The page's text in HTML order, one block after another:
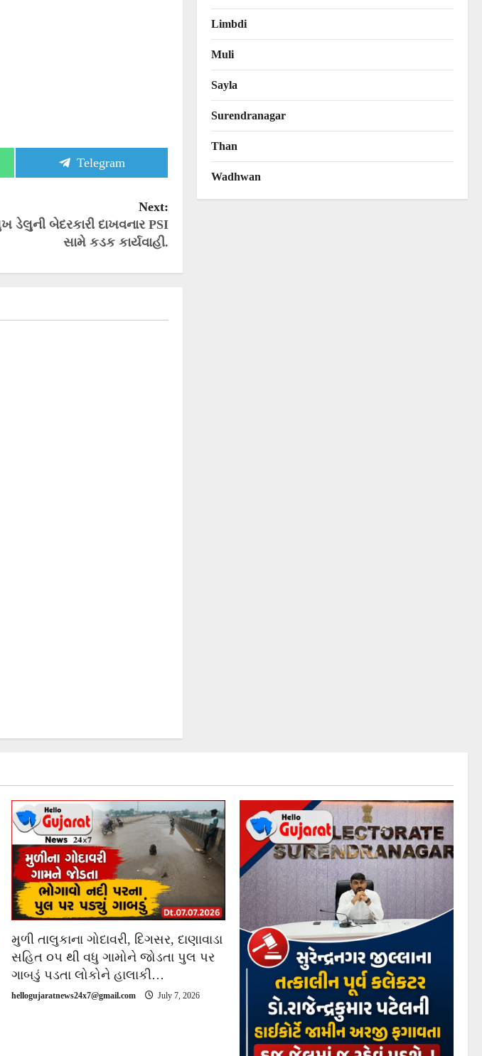
Share
on
Telegram
Next:
ડેલુની બેદરકારી દાખવનાર PSI
સામે કડક કાર્યવાહી.
Limbdi
Muli
Sayla
Surendranagar
Than
Wadhwan
મુળી તાલુકાના ગોદાવરી, દિગસર, દાણાવાડા
સહિત ૦૫ થી વધુ ગામોને જોડતા પુલ પર
ગાબડું પડતા લોકોને હાલાકી…
hellogujaratnews24x7@gmail.com July 7, 2026